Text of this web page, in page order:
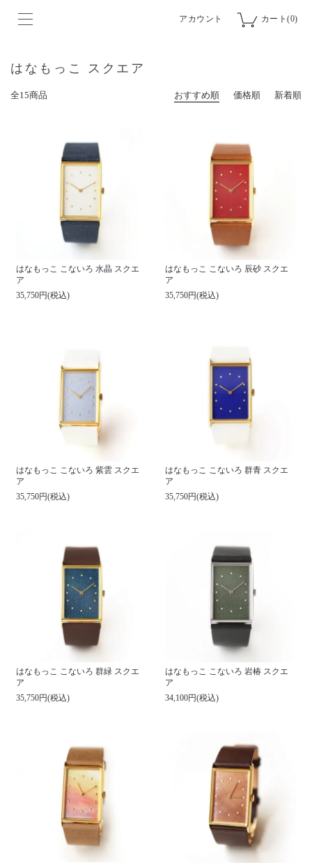
アカウント カート(0)
はなもっこ スクエア
全15商品 おすすめ順 価格順 新着順
はなもっこ こないろ 水晶 スクエ
ア
35,750円(税込)
はなもっこ こないろ 辰砂 スクエ
ア
35,750円(税込)
はなもっこ こないろ 紫雲 スクエ
ア
35,750円(税込)
はなもっこ こないろ 群青 スクエ
ア
35,750円(税込)
はなもっこ こないろ 群緑 スクエ
ア
35,750円(税込)
はなもっこ こないろ 岩椿 スクエ
ア
34,100円(税込)